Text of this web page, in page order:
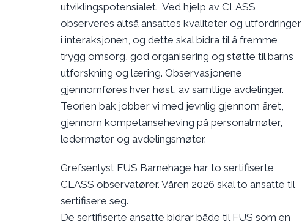
utviklingspotensialet. Ved hjelp av CLASS
observeres altså ansattes kvaliteter og utfordringer
i interaksjonen, og dette skal bidra til å fremme
trygg omsorg, god organisering og støtte til barns
utforskning og læring. Observasjonene
gjennomføres hver høst, av samtlige avdelinger.
Teorien bak jobber vi med jevnlig gjennom året,
gjennom kompetanseheving på personalmøter,
ledermøter og avdelingsmøter.
Grefsenlyst FUS Barnehage har to sertifiserte
CLASS observatører. Våren 2026 skal to ansatte til
sertifisere seg.
De sertifiserte ansatte bidrar både til FUS som en